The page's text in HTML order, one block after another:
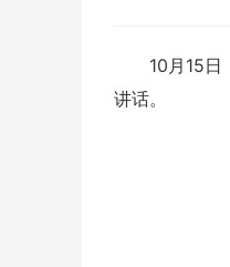
10月15
讲话。